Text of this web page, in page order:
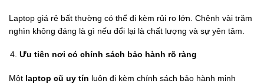
Laptop giá rẻ bất thường có thể đi kèm rủi ro lớn. Chênh vài trăm
nghìn không đáng là gì nếu đổi lại là chất lượng và sự yên tâm.
Ưu tiên nơi có chính sách bảo hành rõ ràng
Một laptop cũ uy tín luôn đi kèm chính sách bảo hành minh